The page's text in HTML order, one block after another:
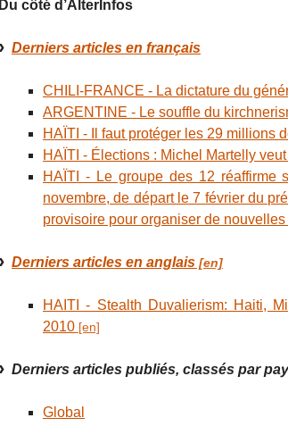
Du côté d’AlterInfos
Derniers articles en français
CHILI-FRANCE - La dictature du
ARGENTINE - Le souffle du
HAÏTI - Il faut protéger les 29 millions
HAÏTI - Élections : Michel Martelly
HAÏTI - Le groupe des 12 réaffirme
novembre, de départ le 7 février du
provisoire pour organiser de
Derniers articles en anglais
HAITI - Stealth Duvalierism: Haiti,
2010
Derniers articles publiés, classés par
Global